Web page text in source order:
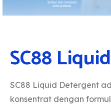
SC88
SC88 Liquid Detergent
konsentrat dengan